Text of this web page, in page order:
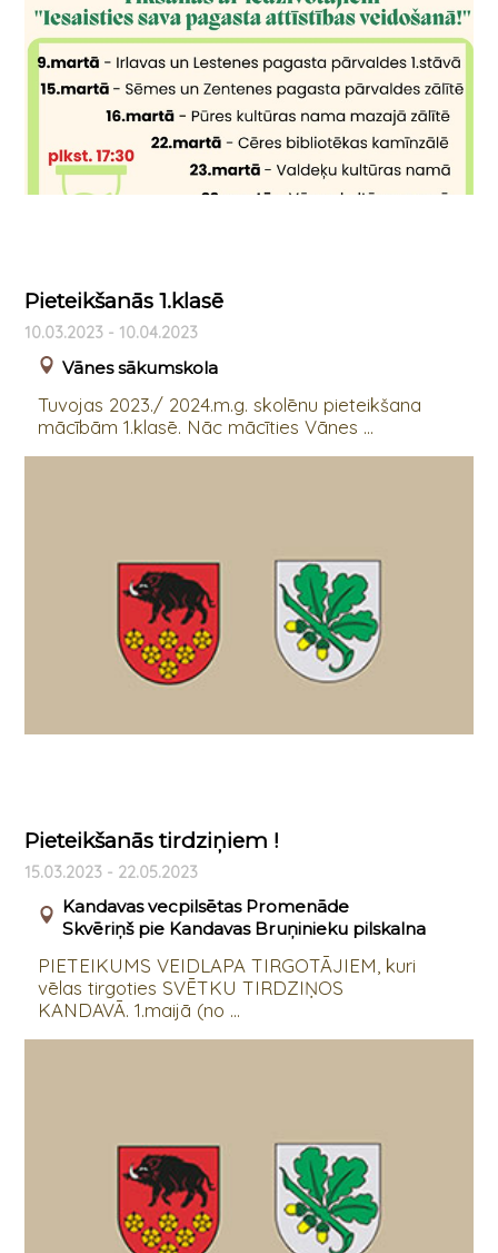
Pieteikšanās 1.klasē
10.03.2023 - 10.04.2023
Vānes sākumskola
Tuvojas 2023./ 2024.m.g. skolēnu pieteikšana
mācībām 1.klasē. Nāc mācīties Vānes ...
Pieteikšanās tirdziņiem !
15.03.2023 - 22.05.2023
Kandavas vecpilsētas Promenāde
Skvēriņš pie Kandavas Bruņinieku pilskalna
PIETEIKUMS VEIDLAPA TIRGOTĀJIEM, kuri
vēlas tirgoties SVĒTKU TIRDZIŅOS
KANDAVĀ. 1.maijā (no ...